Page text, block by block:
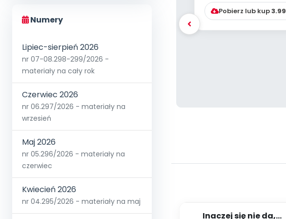
Numery
Lipiec-sierpień 2026
nr 07-08.298-299/2026 -
materiały na cały rok
Czerwiec 2026
nr 06.297/2026 - materiały na
wrzesień
Maj 2026
nr 05.296/2026 - materiały na
czerwiec
Kwiecień 2026
nr 04.295/2026 - materiały na maj
Pobierz lub kup3.99
Inaczej się nie da,